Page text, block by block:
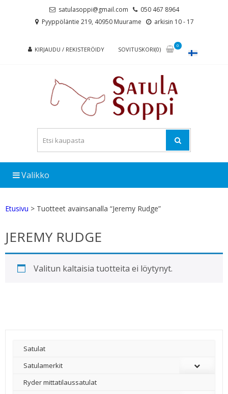
satulasoppi@gmail.com
050 467 8964
Pyyppöläntie 219, 40950 Muurame
arkisin 10 - 17
KIRJAUDU / REKISTERÖIDY SOVITUSKORI(0)
0
Valikko
Etusivu > Tuotteet avainsanalla “Jeremy Rudge”
JEREMY RUDGE
Valitun kaltaisia tuotteita ei löytynyt.
Satulat
Satulamerkit
Ryder mittatilaussatulat